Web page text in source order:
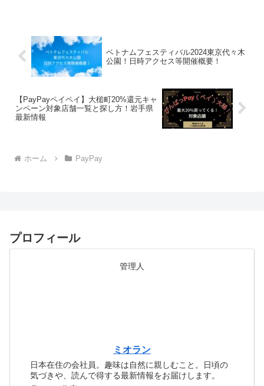
ベトナムフェスティバル2024東京代々木
公園！日時アクセス等開催概要！
【PayPayペイペイ】大槌町20%還元キャ
ンペーン対象店舗一覧と探し方！岩手県
最新情報
ホーム PayPay
プロフィール
管理人
ミオラン
日本在住の会社員。趣味は自然に親しむこと。日頃の
気づきや、読んで得する最新情報をお届けします。